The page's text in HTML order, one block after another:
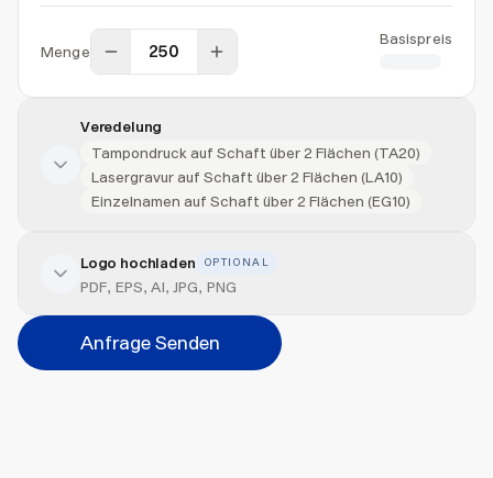
Menge
Basispreis
Veredelung
Tampondruck auf Schaft über 2 Flächen (TA20)
Lasergravur auf Schaft über 2 Flächen (LA10)
Einzelnamen auf Schaft über 2 Flächen (EG10)
Veredelung hinzufügen
Veredelungsart
Logo hochladen OPTIONAL
PDF, EPS, AI, JPG, PNG
Anfrage Senden